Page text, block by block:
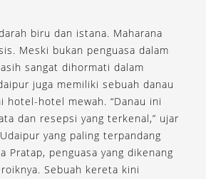
biru dan istana. Maharana
Meski bukan penguasa dalam
sangat dihormati dalam
juga memiliki sebuah danau
hotel-hotel mewah. “Danau ini
dan resepsi yang terkenal,” ujar
yang paling terpandang
Pratap, penguasa yang dikenang
Sebuah kereta kini